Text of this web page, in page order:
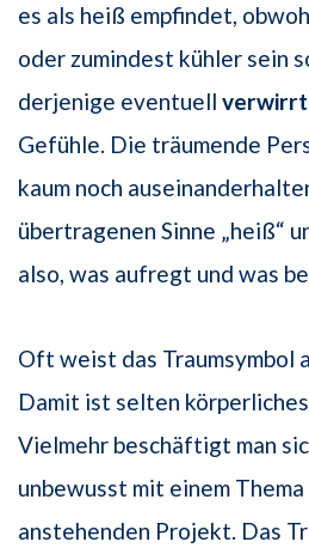
es als heiß empfindet,
oder zumindest kühler sein
derjenige eventuell verwirrt
Gefühle. Die träumende
kaum noch
übertragenen Sinne „heiß“
also, was aufregt und was
Oft weist das Traumsymbol
Damit ist selten
Vielmehr beschäftigt man
unbewusst mit einem
anstehenden Projekt. Das